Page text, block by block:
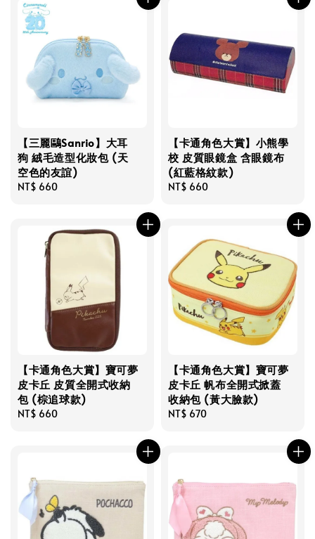
【三麗鷗Sanrio】大耳
狗 絨毛造型化妝包 (天
空色的友誼)
Regular
NT$ 660
【卡通角色大賞】小熊學
校 皮質眼鏡盒 含眼鏡布
(紅藍格紋款)
Regular
NT$ 660
【卡通角色大賞】寶可夢
皮卡丘 皮質全開式收納
包 (棕追球款)
Regular
NT$ 660
【卡通角色大賞】寶可夢
皮卡丘 帆布全開式掀蓋
收納包 (黃大臉款)
Regular
NT$ 670